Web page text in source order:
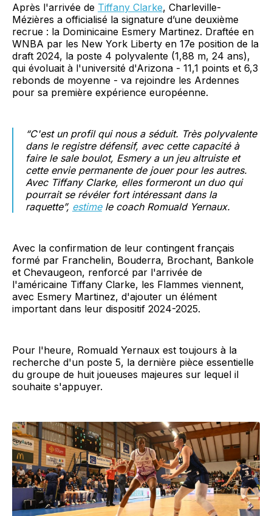
Après l'arrivée de Tiffany Clarke, Charleville-
Mézières a officialisé la signature d’une deuxième
recrue : la Dominicaine Esmery Martinez. Draftée en
WNBA par les New York Liberty en 17e position de la
draft 2024, la poste 4 polyvalente (1,88 m, 24 ans),
qui évoluait à l'université d'Arizona - 11,1 points et 6,3
rebonds de moyenne - va rejoindre les Ardennes
pour sa première expérience européenne.
“C'est un profil qui nous a séduit. Très polyvalente
dans le registre défensif, avec cette capacité à
faire le sale boulot, Esmery a un jeu altruiste et
cette envie permanente de jouer pour les autres.
Avec Tiffany Clarke, elles formeront un duo qui
pourrait se révéler fort intéressant dans la
raquette”, estimele coach Romuald Yernaux.
Avec la confirmation de leur contingent français
formé par Franchelin, Bouderra, Brochant, Bankole
et Chevaugeon, renforcé par l'arrivée de
l'américaine Tiffany Clarke, les Flammes viennent,
avec Esmery Martinez, d'ajouter un élément
important dans leur dispositif 2024-2025.
Pour l'heure, Romuald Yernaux est toujours à la
recherche d'un poste 5, la dernière pièce essentielle
du groupe de huit joueuses majeures sur lequel il
souhaite s'appuyer.